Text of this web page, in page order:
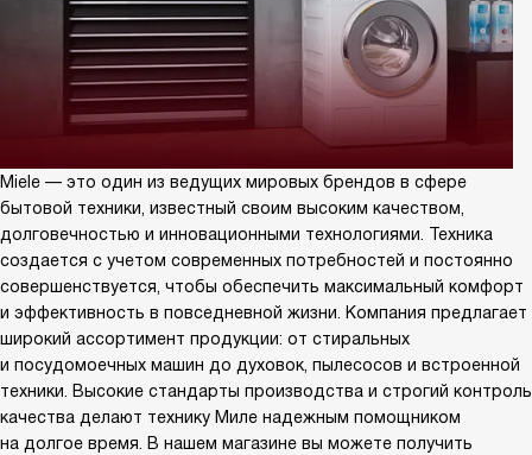
Miele — это один из ведущих мировых брендов в сфере
бытовой техники, известный своим высоким качеством,
долговечностью и инновационными технологиями. Техника
создается с учетом современных потребностей и постоянно
совершенствуется, чтобы обеспечить максимальный комфорт
и эффективность в повседневной жизни. Компания предлагает
широкий ассортимент продукции: от стиральных
и посудомоечных машин до духовок, пылесосов и встроенной
техники. Высокие стандарты производства и строгий контроль
качества делают технику Миле надежным помощником
на долгое время. В нашем магазине вы можете получить